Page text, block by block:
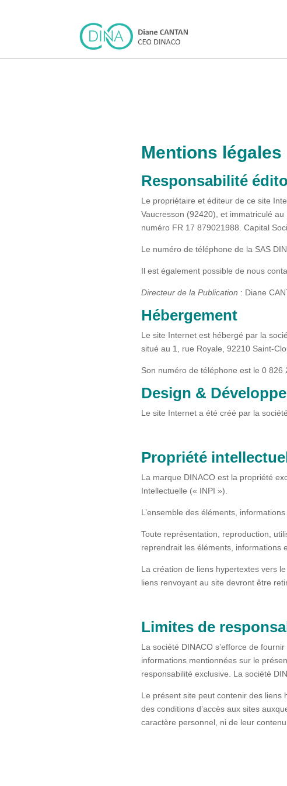
Mentions légales
Responsabilité
Le propriétaire et éditeur de ce site
Vaucresson (92420), et immatriculé
numéro FR 17 879021988. Capital
Le numéro de téléphone de la SAS
Il est également possible de nous
Directeur de la Publication : Diane
Hébergement
Le site Internet est hébergé par la
situé au 1, rue Royale, 92210 Saint-
Son numéro de téléphone est le 0 826
Design &
Le site Internet a été créé par la
Propriété
La marque DINACO est la propriété
Intellectuelle (« INPI »).
L’ensemble des éléments,
Toute représentation, reproduction,
reprendrait les éléments, informations
La création de liens hypertextes vers
liens renvoyant au site devront être
Limites de
La société DINACO s’efforce de
informations mentionnées sur le
responsabilité exclusive. La société
Le présent site peut contenir des liens
des conditions d’accès aux sites
caractère personnel, ni de leur contenu.